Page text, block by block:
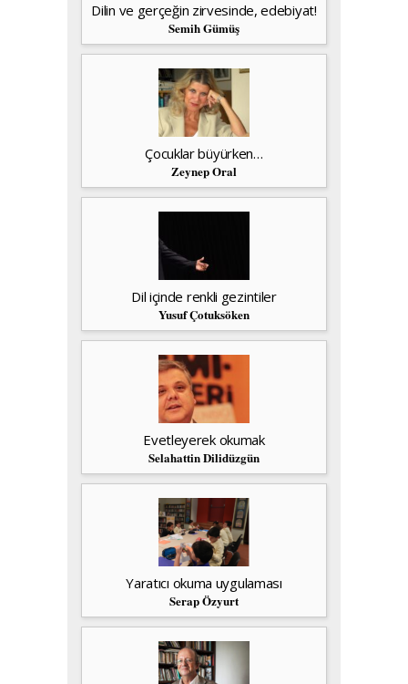
Dilin ve gerçeğin zirvesinde, edebiyat!
Semih Gümüş
Çocuklar büyürken…
Zeynep Oral
Dil içinde renkli gezintiler
Yusuf Çotuksöken
Evetleyerek okumak
Selahattin Dilidüzgün
Yaratıcı okuma uygulaması
Serap Özyurt